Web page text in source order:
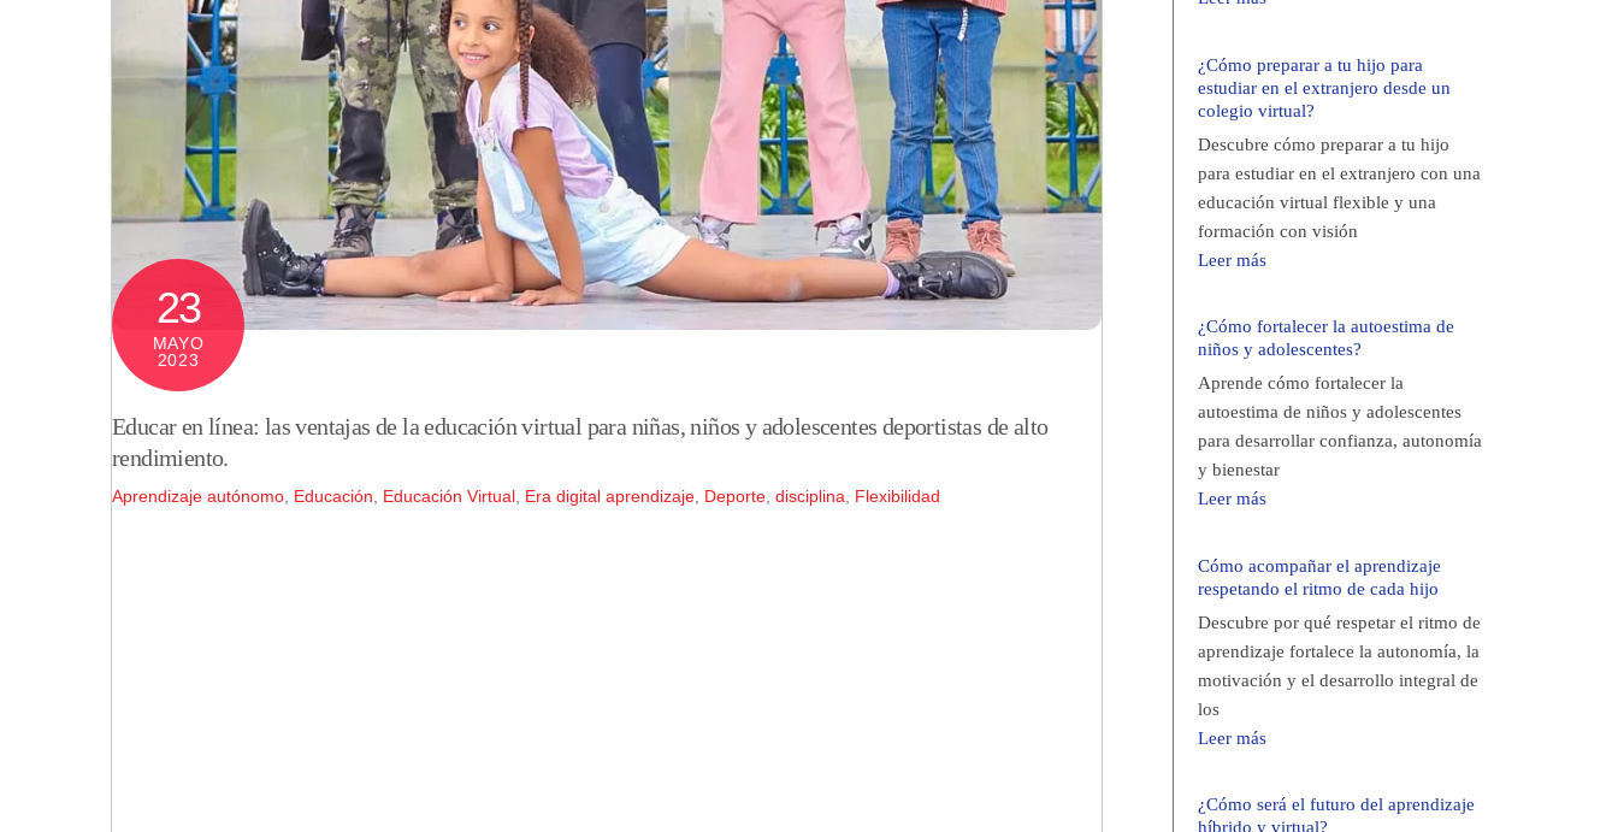
23
MAYO
2023
Educar en línea: las ventajas de la educación virtual para niñas, niños y adolescentes deportistas de alto
rendimiento.
Aprendizaje autónomo Educación Educación Virtual Era digital aprendizaje Deporte disciplina Flexibilidad
¿Cómo preparar a tu hijo para
estudiar en el extranjero desde un
colegio virtual?
Descubre cómo preparar a tu hijo
para estudiar en el extranjero con una
educación virtual flexible y una
formación con visión
Leer más
¿Cómo fortalecer la autoestima de
niños y adolescentes?
Aprende cómo fortalecer la
autoestima de niños y adolescentes
para desarrollar confianza, autonomía
y bienestar
Leer más
Cómo acompañar el aprendizaje
respetando el ritmo de cada hijo
Descubre por qué respetar el ritmo de
aprendizaje fortalece la autonomía, la
motivación y el desarrollo integral de
los
Leer más
¿Cómo será el futuro del aprendizaje
híbrido y virtual?